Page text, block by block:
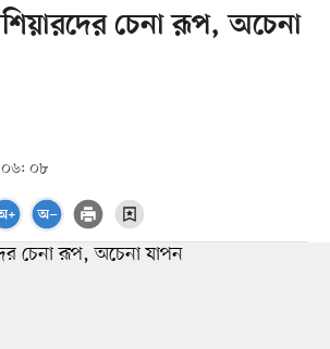
চেনা রূপ, অচেনা
০৮